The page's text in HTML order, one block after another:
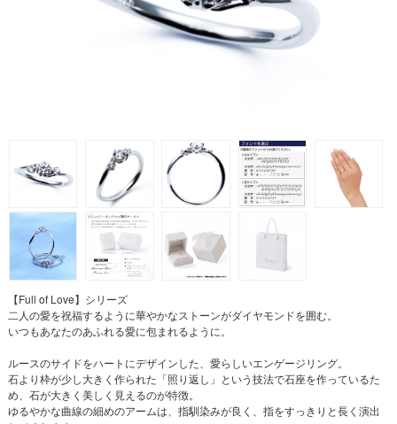
【Full of Love】シリーズ
二人の愛を祝福するように華やかなストーンがダイヤモンドを囲む。
いつもあなたのあふれる愛に包まれるように。
ルースのサイドをハートにデザインした、愛らしいエンゲージリング。
石より枠が少し大きく作られた「照り返し」という技法で石座を作っているた
め、石が大きく美しく見えるのが特徴。
ゆるやかな曲線の細めのアームは、指馴染みが良く、指をすっきりと長く演出